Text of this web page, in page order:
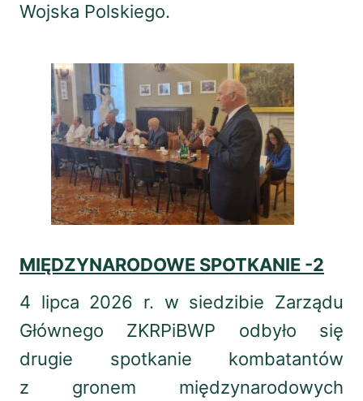
23.08.1942 - Początek bitwy o Stalingrad
25.08.1939 - Do portu w Gdańsku zawinął
pancernik „Schleswig-Holstein”.
Wojska Polskiego.
MIĘDZYNARODOWE SPOTKANIE -2
4 lipca 2026 r. w siedzibie Zarządu
Głównego ZKRPiBWP odbyło się
drugie spotkanie kombatantów
z gronem międzynarodowych